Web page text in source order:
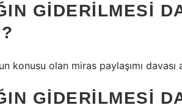
GIDERILMESI
konusu olan miras paylaşımı
GIDERILMESI